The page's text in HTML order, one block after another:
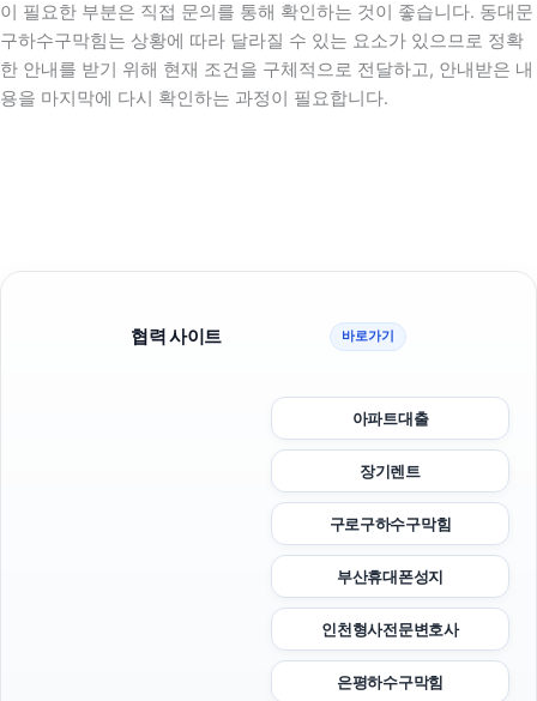
이 필요한 부분은 직접 문의를 통해 확인하는 것이 좋습니다. 동대문
구하수구막힘는 상황에 따라 달라질 수 있는 요소가 있으므로 정확
한 안내를 받기 위해 현재 조건을 구체적으로 전달하고, 안내받은 내
용을 마지막에 다시 확인하는 과정이 필요합니다.
협력 사이트 바로가기
아파트대출
장기렌트
구로구하수구막힘
부산휴대폰성지
인천형사전문변호사
은평하수구막힘